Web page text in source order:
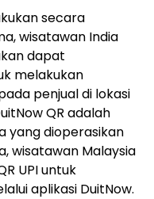
secara
wisatawan India
dapat
melakukan
penjual di lokasi
QR adalah
yang dioperasikan
wisatawan Malaysia
UPI untuk
aplikasi DuitNow.